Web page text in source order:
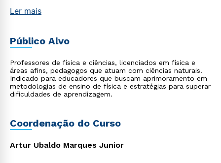
Ler mais
Público Alvo
Professores de física e ciências, licenciados em física e
áreas afins, pedagogos que atuam com ciências naturais.
Indicado para educadores que buscam aprimoramento em
metodologias de ensino de física e estratégias para superar
dificuldades de aprendizagem.
Coordenação do Curso
Artur Ubaldo Marques Junior